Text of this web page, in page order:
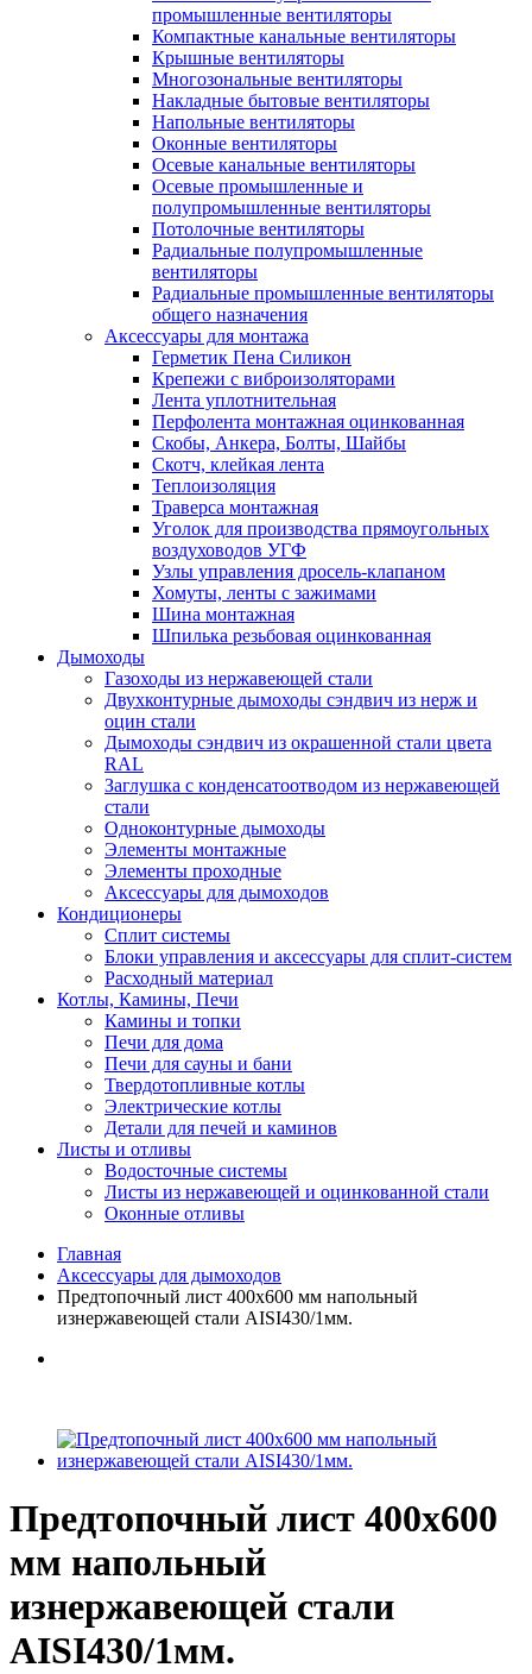
промышленные вентиляторы
Компактные канальные вентиляторы
Крышные вентиляторы
Многозональные вентиляторы
Накладные бытовые вентиляторы
Напольные вентиляторы
Оконные вентиляторы
Осевые канальные вентиляторы
Осевые промышленные и
полупромышленные вентиляторы
Потолочные вентиляторы
Радиальные полупромышленные
вентиляторы
Радиальные промышленные вентиляторы
общего назначения
Аксессуары для монтажа
Герметик Пена Силикон
Крепежи с виброизоляторами
Лента уплотнительная
Перфолента монтажная оцинкованная
Скобы, Анкера, Болты, Шайбы
Скотч, клейкая лента
Теплоизоляция
Траверса монтажная
Уголок для производства прямоугольных
воздуховодов УГФ
Узлы управления дросель-клапаном
Хомуты, ленты с зажимами
Шина монтажная
Шпилька резьбовая оцинкованная
Дымоходы
Газоходы из нержавеющей стали
Двухконтурные дымоходы сэндвич из нерж и
оцин стали
Дымоходы сэндвич из окрашенной стали цвета
RAL
Заглушка с конденсатоотводом из нержавеющей
стали
Одноконтурные дымоходы
Элементы монтажные
Элементы проходные
Аксессуары для дымоходов
Кондиционеры
Сплит системы
Блоки управления и аксессуары для сплит-систем
Расходный материал
Котлы, Камины, Печи
Камины и топки
Печи для дома
Печи для сауны и бани
Твердотопливные котлы
Электрические котлы
Детали для печей и каминов
Листы и отливы
Водосточные системы
Листы из нержавеющей и оцинкованной стали
Оконные отливы
Главная
Аксессуары для дымоходов
Предтопочный лист 400х600 мм напольный
изнержавеющей стали AISI430/1мм.
Предтопочный лист 400х600
мм напольный
изнержавеющей стали
AISI430/1мм.